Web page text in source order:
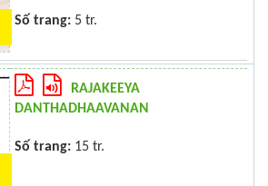
Số trang: 5 tr.
RAJAKEEYA
DANTHADHAAVANAN
Số trang: 15 tr.